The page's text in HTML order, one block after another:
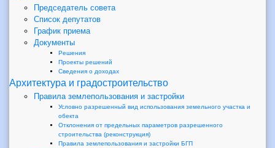
Председатель совета
Список депутатов
График приема
Документы
Решения
Проекты решений
Сведения о доходах
Архитектура и градостроительство
Правила землепользования и застройки
Условно разрешенный вид использования земельного участка и
обекта
Отклонения от предельных параметров разрешенного
строительства (реконструкция)
Правила землепользования и застройки БГП